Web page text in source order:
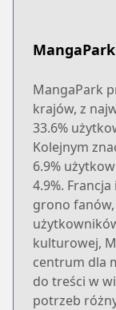
MangaPark
krajów, z
33.6%
Kolejnym
6.9%
4.9%.
grono fanów,
kulturowej,
centrum dla
do treści w
potrzeb